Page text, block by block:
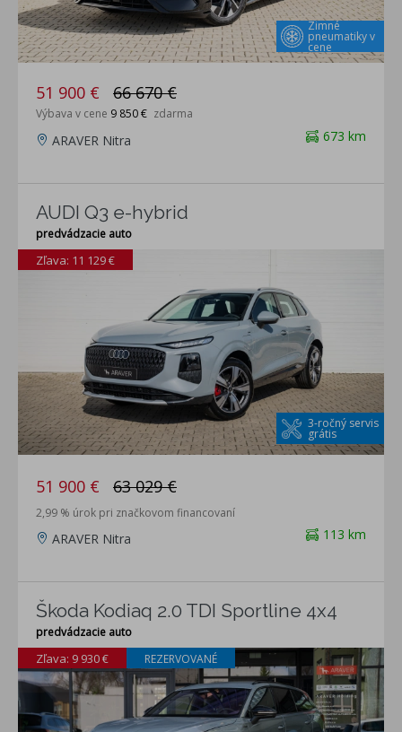
Zimné
pneumatiky v
cene
51 900 € 66 670 €
Výbava v cene 9 850 € zdarma
673 km
ARAVER Nitra
AUDI Q3 e-hybrid
predvádzacie auto
3-ročný servis
grátis
Zľava: 11 129 €
51 900 € 63 029 €
2,99 % úrok pri značkovom financovaní
113 km
ARAVER Nitra
Škoda Kodiaq 2.0 TDI Sportline 4x4
predvádzacie auto
Zľava: 9 930 € REZERVOVANÉ